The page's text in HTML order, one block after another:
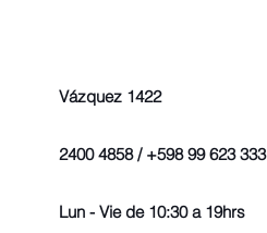
Vázquez 1422
2400 4858 / +598 99 623 333
Lun - Vie de 10:30 a 19hrs